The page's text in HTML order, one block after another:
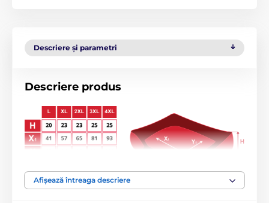
Descriere și parametri
Descriere produs
Afișează întreaga descriere